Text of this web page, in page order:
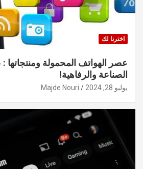
اخترنا لك
عصر الهواتف المحمولة
الصناعة والرفاهية!
يوليو 28, 2024 Majde Nouri